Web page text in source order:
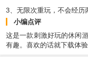
3、无限次重玩，不会经历
小编点评
这是一款刺激好玩的休闲
有趣。喜欢的话就下载体验